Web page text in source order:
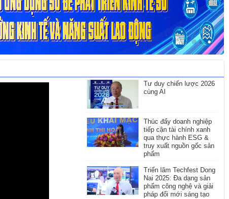
Tư duy chiến lược 2026
cùng AI
Thúc đẩy doanh nghiệp
tiếp cận tài chính xanh
qua thực hành ESG &
truy xuất nguồn gốc sản
phẩm
Triển lãm Techfest Dong
Nai 2025: Đa dạng sản
phẩm công nghệ và giải
pháp đổi mới sáng tạo